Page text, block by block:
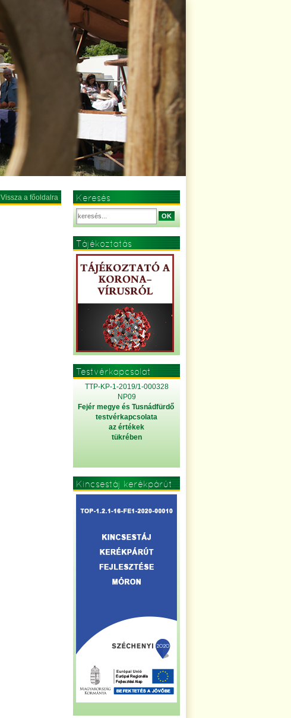
Vissza a főoldalra Keresés
OK
Tájékoztatás
Testvérkapcsolat
TTP-KP-1-2019/1-000328
NP09
Fejér megye és Tusnádfürdő
testvérkapcsolata
az értékek
tükrében
Kincsestáj kerékpárút